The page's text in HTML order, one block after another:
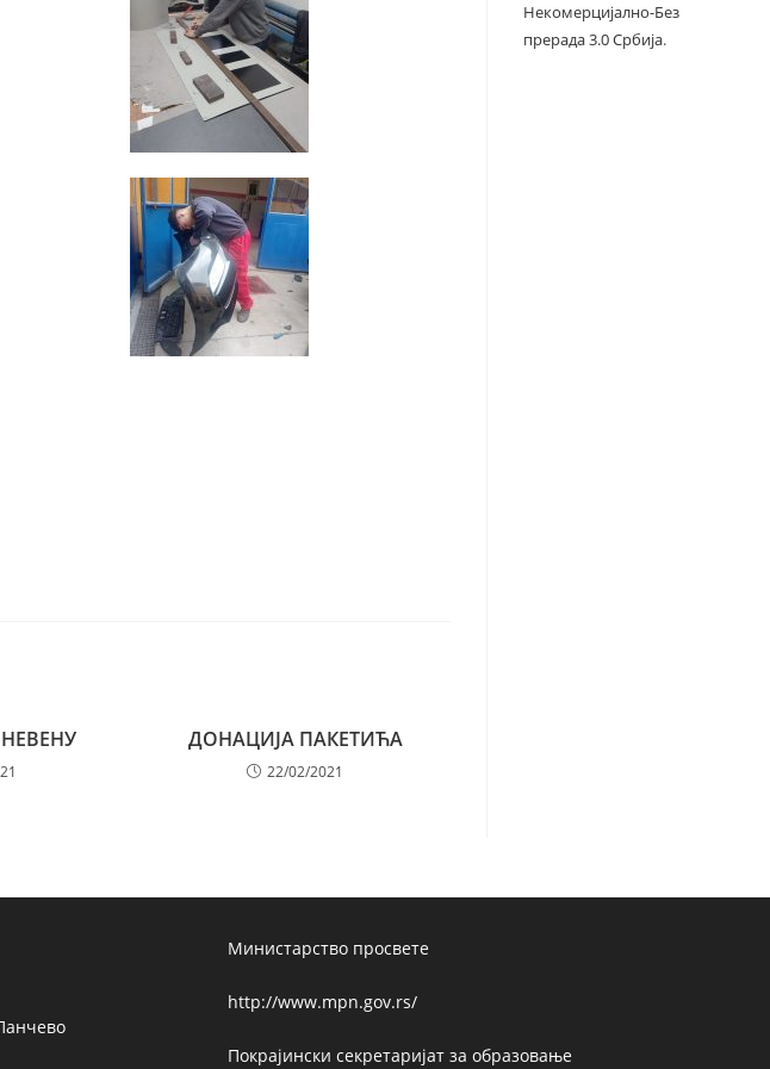
ДОНАЦИЈА ПАКЕТИЋА
22/02/2021
Некомерцијално-Без
прерада 3.0 Србија.
Министарство просвете
http://www.mpn.gov.rs/
Покрајински секретаријат за образовање